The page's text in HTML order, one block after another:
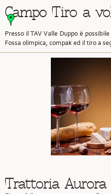
Campo Tiro a
Presso il TAV Valle Duppo è
Fossa olimpica, compak ed il tiro a
Trattoria